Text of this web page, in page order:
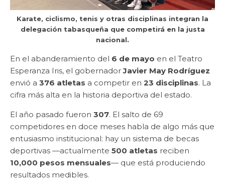
Karate, ciclismo, tenis y otras disciplinas integran la
delegación tabasqueña que competirá en la justa
nacional.
En el abanderamiento del 6 de mayo en el Teatro
Esperanza Iris, el gobernadorJavier May Rodríguez
envió a 376 atletas a competir en 23 disciplinas. La
cifra más alta en la historia deportiva del estado.
El año pasado fueron 307. El salto de 69
competidores en doce meses habla de algo más que
entusiasmo institucional: hay un sistema de becas
deportivas —actualmente 500 atletas reciben
10,000 pesos mensuales— que está produciendo
resultados medibles.